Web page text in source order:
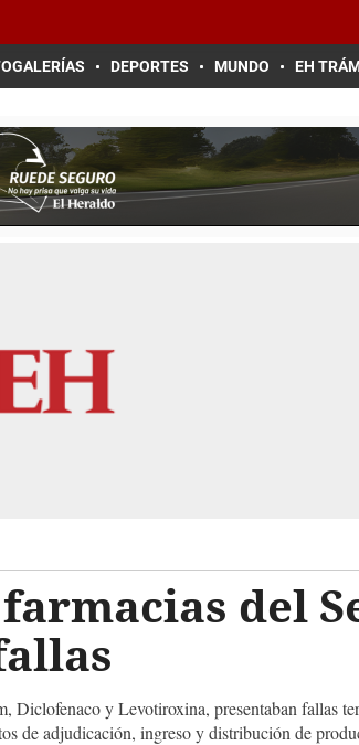
DEPORTES MUNDO EH
del
y Levotiroxina, presentaban fallas
de adjudicación, ingreso y distribución de